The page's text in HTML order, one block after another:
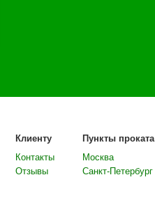
Клиенту
Контакты
Отзывы
Пункты проката
Москва
Санкт-Петербург